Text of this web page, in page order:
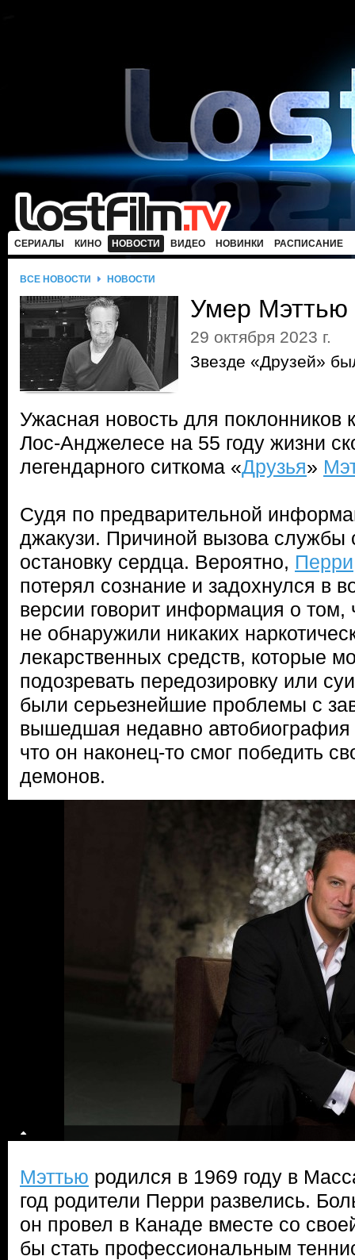
СЕРИАЛЫ КИНО НОВОСТИ ВИДЕО НОВИНКИ РАСПИСАНИЕ
ВСЕ НОВОСТИ НОВОСТИ
Умер Мэттью
29 октября 2023 г.
Звезде «Друзей»
Ужасная новость для поклонников
Лос-Анджелесе на 55 году жизни
легендарного ситкома «Друзья»
Судя по предварительной
джакузи. Причиной вызова службы
остановку сердца. Вероятно, Перри
потерял сознание и задохнулся в
версии говорит информация о том,
не обнаружили никаких
лекарственных средств, которые
подозревать передозировку или
были серьезнейшие проблемы с
вышедшая недавно автобиография
что он наконец-то смог победить
демонов.
Мэттью родился в 1969 году в
год родители Перри развелись.
он провел в Канаде вместе со
бы стать профессиональным